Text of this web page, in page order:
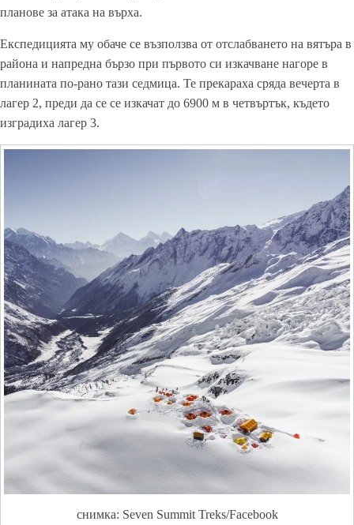
планове за атака на върха.
Експедицията му обаче се възползва от отслабването на вятъра в
района и напредна бързо при първото си изкачване нагоре в
планината по-рано тази седмица. Те прекараха сряда вечерта в
лагер 2, преди да се се изкачат до 6900 м в четвъртък, където
изградиха лагер 3.
снимка: Seven Summit Treks/Facebook